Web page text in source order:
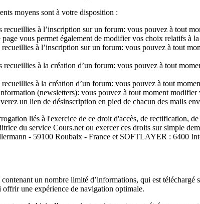
moyens sont à votre disposition :
à l’inscription sur un forum: vous pouvez à tout
vous permet également de modifier vos choix relatifs à
à l’inscription sur un forum: vous pouvez à tout
à la création d’un forum: vous pouvez à tout
à la création d’un forum: vous pouvez à tout
(newsletters): vous pouvez à tout moment
un lien de désinscription en pied de chacun des mails
liés à l'exercice de ce droit d'accès, de rectification,
du service Cours.net ou exercer ces droits sur simple
- 59100 Roubaix - France et SOFTLAYER : 6400
un nombre limité d’informations, qui est
offrir une expérience de navigation optimale.